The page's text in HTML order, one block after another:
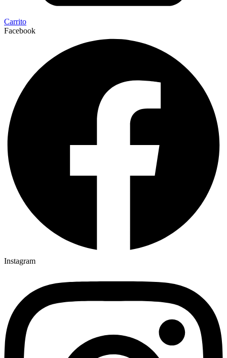
Carrito
Facebook
Instagram